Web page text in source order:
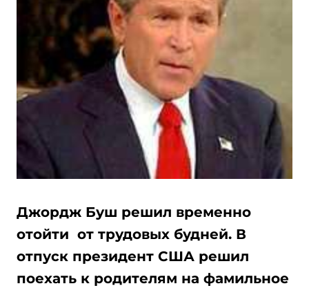
Джордж Буш решил временно
отойти от трудовых будней. В
отпуск президент США решил
поехать к родителям на фамильное